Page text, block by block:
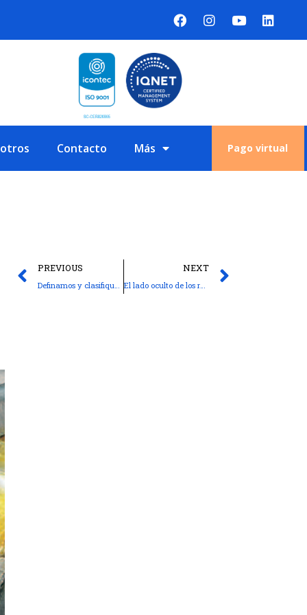
Contacto Más Pago virtual
PREVIOUS
Definamos y clasifiquemos un rodamiento
NEXT
El lado oculto de los rodamientos de agujas